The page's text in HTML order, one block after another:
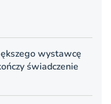
wystawcę
świadczenie